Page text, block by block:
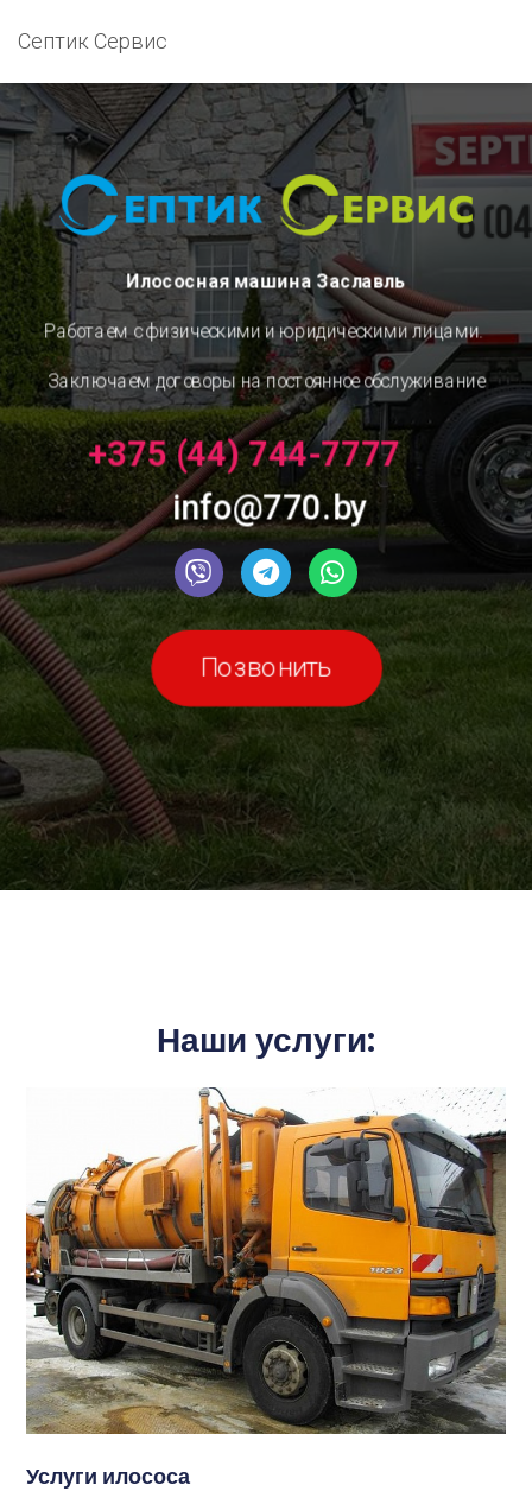
Септик Сервис
Илососная машина Заславль
Работаем с физическими и юридическими лицами.
Заключаем договоры на постоянное обслуживание
+375 (44) 744-7777
info@770.by
Позвонить
Наши услуги:
Услуги илососа